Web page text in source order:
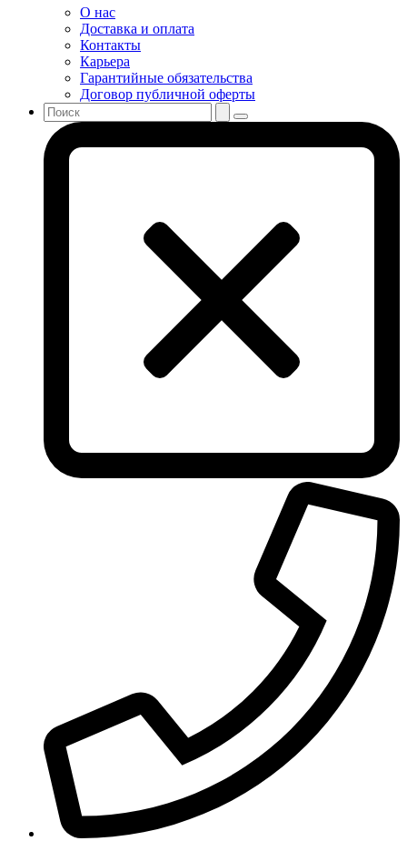
О нас
Доставка и оплата
Контакты
Карьера
Гарантийные обязательства
Договор публичной оферты